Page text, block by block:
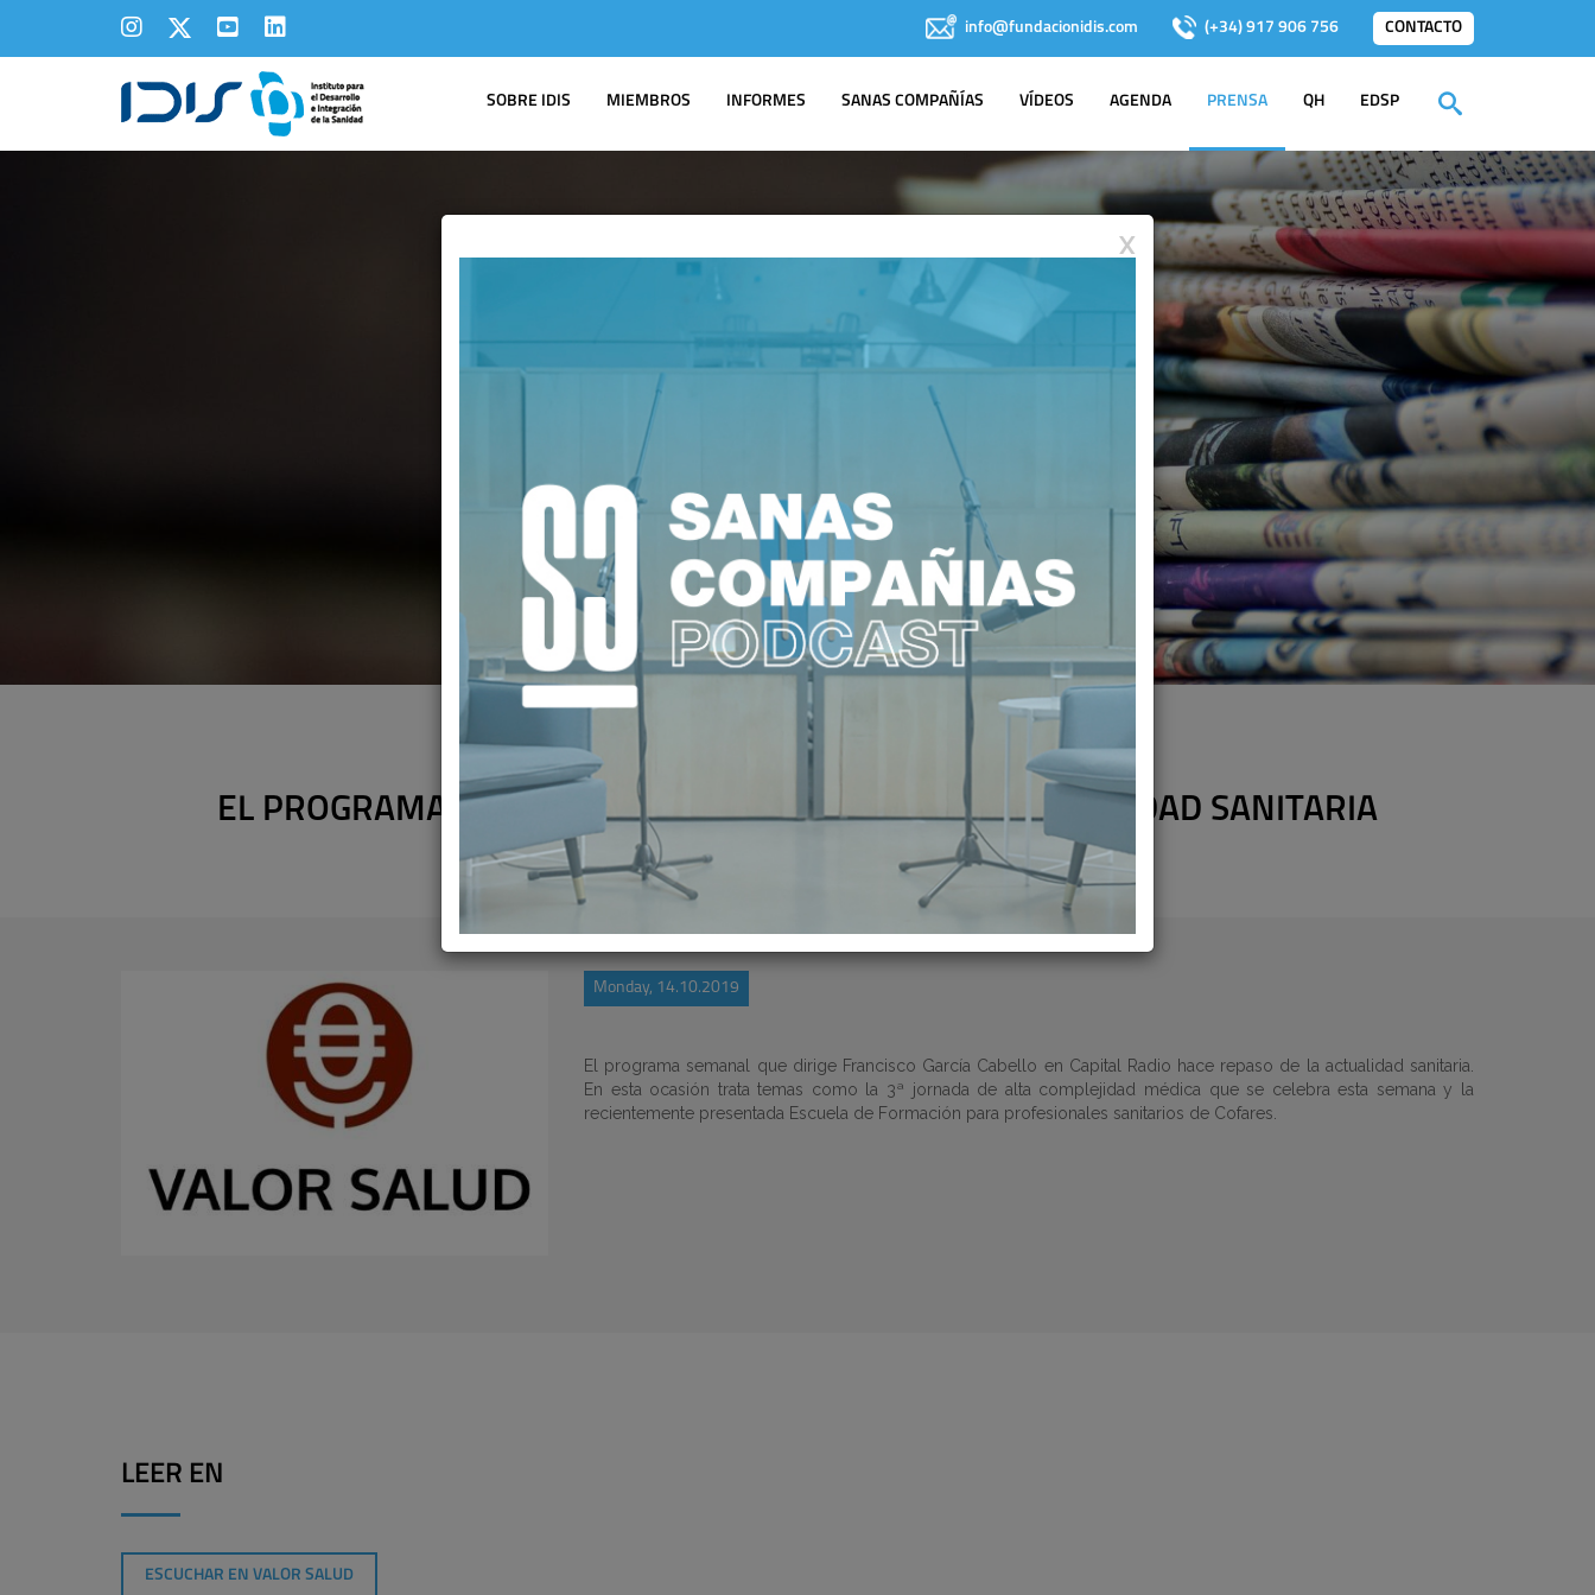
info@fundacionidis.com (+34) 917 906 756 CONTACTO
SOBRE IDIS MIEMBROS INFORMES SANAS COMPAÑÍAS VÍDEOS AGENDA PRENSA QH EDSP
IDIS EN LOS MEDIOS
EL PROGRAMA VALOR SALUD HACE REPASO DE LA ACTUALIDAD SANITARIA
Monday, 14.10.2019
El programa semanal que dirige Francisco García Cabello en Capital Radio hace repaso de la actualidad sanitaria.
En esta ocasión trata temas como la 3ª jornada de alta complejidad médica que se celebra esta semana y la
recientemente presentada Escuela de Formación para profesionales sanitarios de Cofares.
LEER EN
ESCUCHAR EN VALOR SALUD
X